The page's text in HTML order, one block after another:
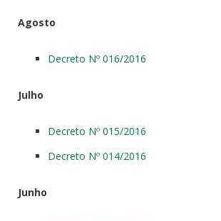
Agosto
Decreto Nº 016/2016
Julho
Decreto Nº 015/2016
Decreto Nº 014/2016
Junho